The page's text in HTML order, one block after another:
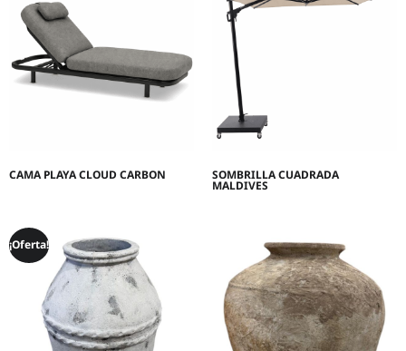
CAMA PLAYA CLOUD CARBON SOMBRILLA CUADRADA
MALDIVES
¡Oferta!